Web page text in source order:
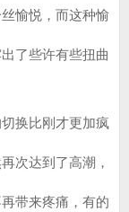
愉悦，而这种愉
了些许有些扭曲
换比刚才更加疯
次达到了高潮，
带来疼痛，有的